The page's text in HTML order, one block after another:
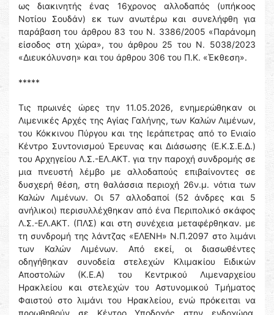
ως διακινητής ένας 16χρονος αλλοδαπός (υπήκοος
Νοτίου Σουδάν) εκ των ανωτέρω και συνελήφθη για
παράβαση του άρθρου 83 του Ν. 3386/2005 «Παράνομη
είσοδος στη χώρα», του άρθρου 25 του Ν. 5038/2023
«Διευκόλυνση» και του άρθρου 306 του Π.Κ. «Έκθεση».
*****
Τις πρωινές ώρες την 11.05.2026, ενημερώθηκαν οι
Λιμενικές Αρχές της Αγίας Γαλήνης, των Καλών Λιμένων,
του Κόκκινου Πύργου και της Ιεράπετρας από το Ενιαίο
Κέντρο Συντονισμού Έρευνας και Διάσωσης (Ε.Κ.Σ.Ε.Δ.)
του Αρχηγείου Λ.Σ.-ΕΛ.ΑΚΤ. για την παροχή συνδρομής σε
μια πνευστή λέμβο με αλλοδαπούς επιβαίνοντες σε
δυσχερή θέση, στη θαλάσσια περιοχή 26ν.μ. νότια των
Καλών Λιμένων. Οι 57 αλλοδαποί (52 άνδρες και 5
ανήλικοι) περισυλλέχθηκαν από ένα Περιπολικό σκάφος
Λ.Σ.-ΕΛ.ΑΚΤ. (ΠΛΣ) και στη συνέχεια μεταφέρθηκαν. με
τη συνδρομή της λάντζας «ΕΛΕΝΗ» Ν.Π.2097 στο λιμάνι
των Καλών Λιμένων. Από εκεί, οι διασωθέντες
οδηγήθηκαν συνοδεία στελεχών Κλιμακίου Ειδικών
Αποστολών (Κ.Ε.Α) του Κεντρικού Λιμεναρχείου
Ηρακλείου και στελεχών του Αστυνομικού Τμήματος
Φαιστού στο λιμάνι του Ηρακλείου, ενώ πρόκειται να